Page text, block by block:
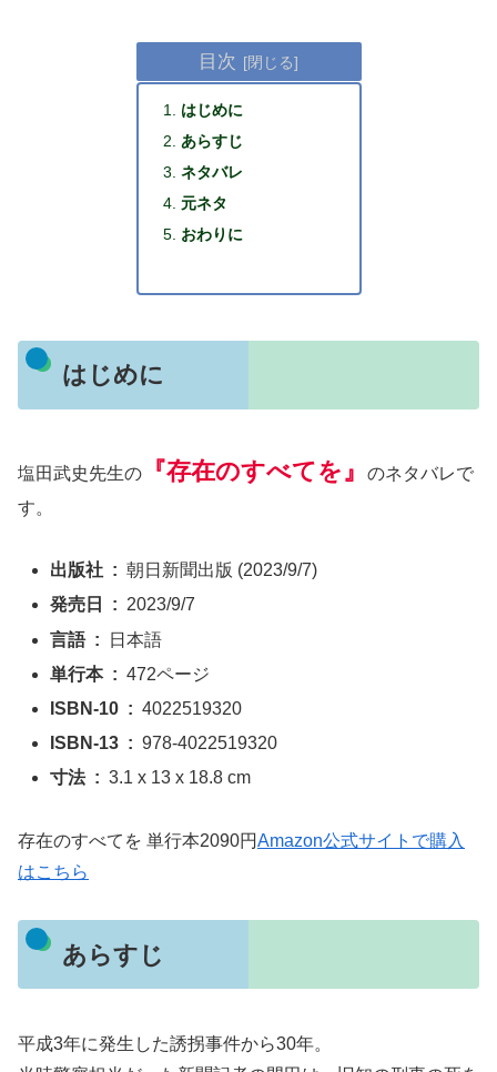
目次
はじめに
あらすじ
ネタバレ
元ネタ
おわりに
はじめに
塩田武史先生の 『存在のすべてを』
のネタバレで
す。
出版社 ‏ : ‎朝日新聞出版 (2023/9/7)
発売日 ‏ : ‎2023/9/7
言語 ‏ : ‎
日本語
単行本 ‏ : ‎472ページ
ISBN-10 ‏ : ‎4022519320
ISBN-13 ‏ : ‎978-4022519320
寸法 ‏ : ‎3.1 x 13 x 18.8 cm
存在のすべてを 単行本2090円Amazon公式サイトで購入
はこちら
あらすじ
平成3年に発生した誘拐事件から30年。